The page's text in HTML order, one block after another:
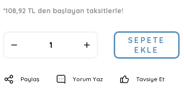
*108,92 TL den başlayan taksitlerle!
SEPETE
EKLE
Paylaş Yorum Yaz Tavsiye Et